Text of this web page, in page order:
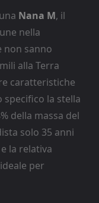
Nana M, il
nella
non sanno
alla Terra
caratteristiche
la stella
della massa del
solo 35 anni
la relativa
per